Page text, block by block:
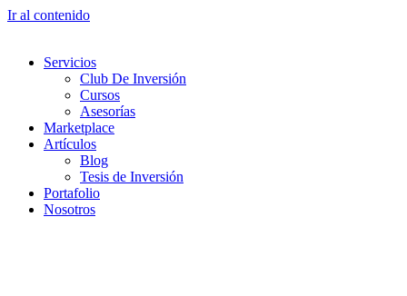
Ir al contenido
Servicios
Club De Inversión
Cursos
Asesorías
Marketplace
Artículos
Blog
Tesis de Inversión
Portafolio
Nosotros